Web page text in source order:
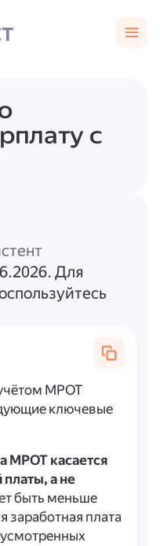
с
Для
МРОТ
ключевые
МРОТ касается
а не
быть меньше
заработная плата